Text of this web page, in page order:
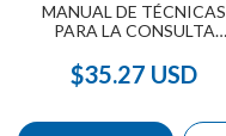
MANUAL DE TÉCNICAS
PARA LA CONSULTA
$35.27 USD